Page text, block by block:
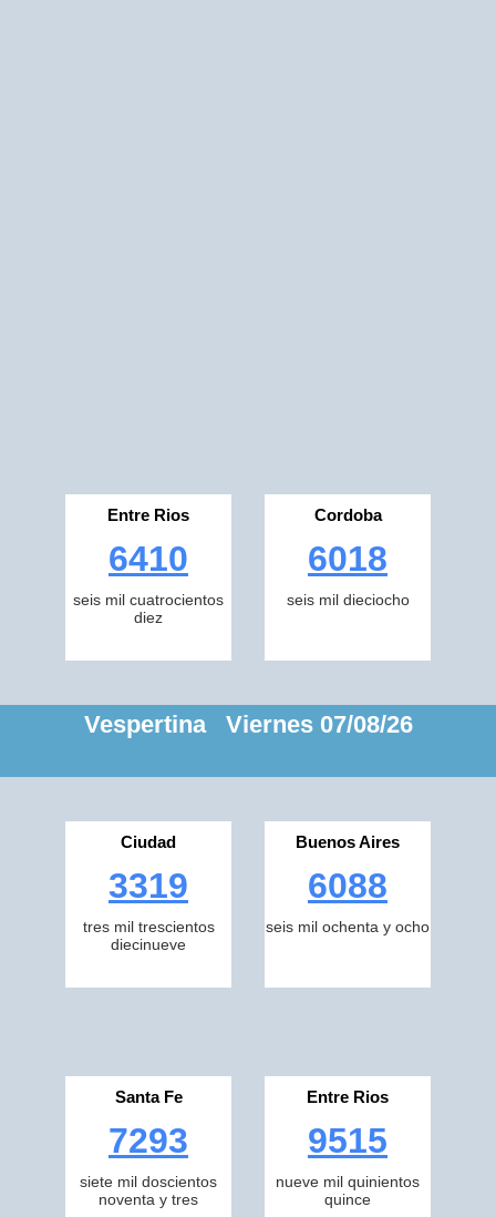
Entre Rios
6410
seis mil cuatrocientos
diez
Cordoba
6018
seis mil dieciocho
Vespertina Viernes 07/08/26
Ciudad
3319
tres mil trescientos
diecinueve
Buenos Aires
6088
seis mil ochenta y ocho
Santa Fe
7293
siete mil doscientos
noventa y tres
Entre Rios
9515
nueve mil quinientos
quince